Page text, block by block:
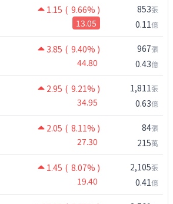
1.15 ( 9.66% )
13.05
853張
0.11億
3.85 ( 9.40% )
44.80
967張
0.43億
2.95 ( 9.21% )
34.95
1,811張
0.63億
2.05 ( 8.11% )
27.30
84張
215萬
1.45 ( 8.07% )
19.40
2,105張
0.41億